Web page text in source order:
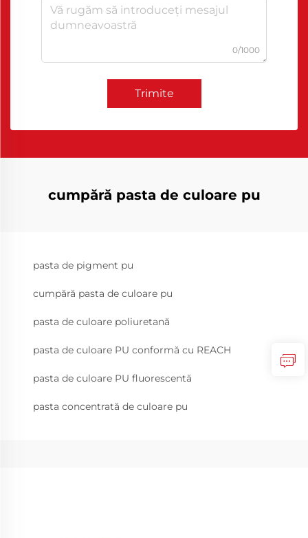
0/1000
Trimite
cumpără pasta de culoare pu
pasta de pigment pu
cumpără pasta de culoare pu
pasta de culoare poliuretană
pasta de culoare PU conformă cu REACH
pasta de culoare PU fluorescentă
pasta concentrată de culoare pu